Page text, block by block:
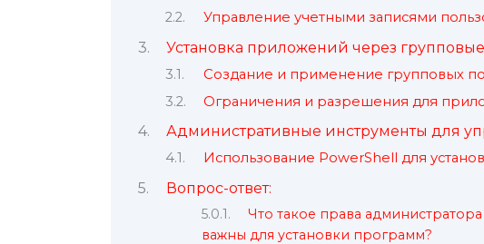
Управление учетными записями
Установка приложений через
Создание и применение групповых
Ограничения и разрешения для
Административные инструменты для
Использование PowerShell для
Вопрос-ответ:
Что такое права
важны для установки программ?